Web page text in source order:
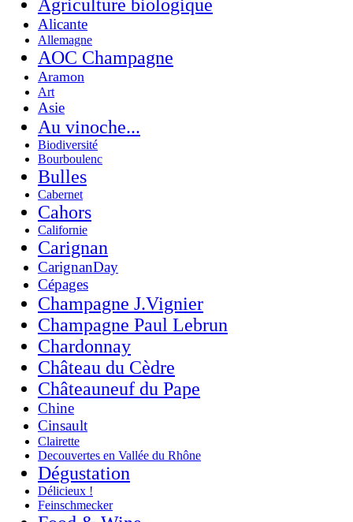
Agriculture biologique
Alicante
Allemagne
AOC Champagne
Aramon
Art
Asie
Au vinoche...
Biodiversité
Bourboulenc
Bulles
Cabernet
Cahors
Californie
Carignan
CarignanDay
Cépages
Champagne J.Vignier
Champagne Paul Lebrun
Chardonnay
Château du Cèdre
Châteauneuf du Pape
Chine
Cinsault
Clairette
Decouvertes en Vallée du Rhône
Dégustation
Délicieux !
Feinschmecker